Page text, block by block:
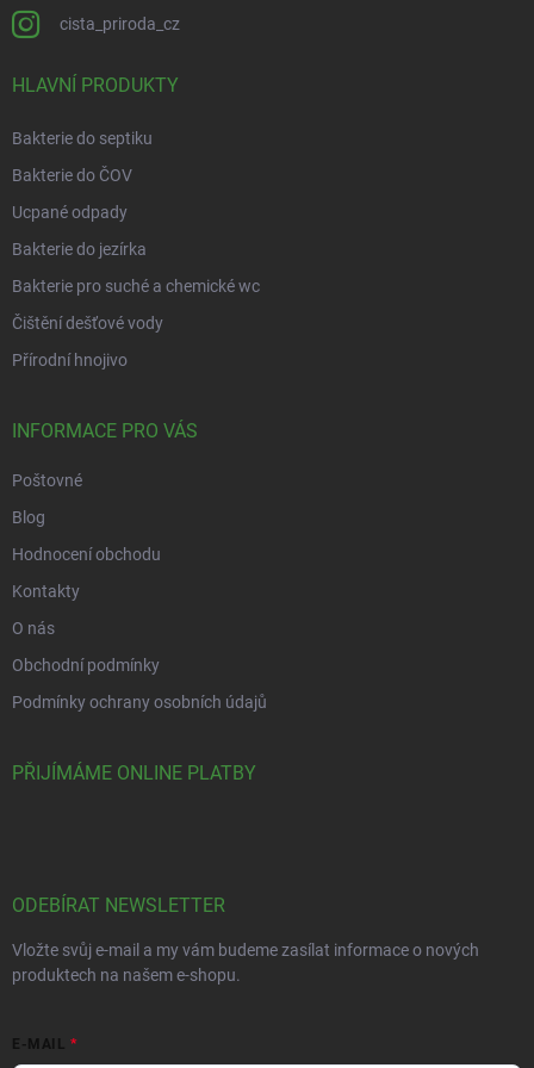
cista_priroda_cz
HLAVNÍ PRODUKTY
Bakterie do septiku
Bakterie do ČOV
Ucpané odpady
Bakterie do jezírka
Bakterie pro suché a chemické wc
Čištění dešťové vody
Přírodní hnojivo
INFORMACE PRO VÁS
Poštovné
Blog
Hodnocení obchodu
Kontakty
O nás
Obchodní podmínky
Podmínky ochrany osobních údajů
PŘIJÍMÁME ONLINE PLATBY
ODEBÍRAT NEWSLETTER
Vložte svůj e-mail a my vám budeme zasílat informace o nových
produktech na našem e-shopu.
E-MAIL